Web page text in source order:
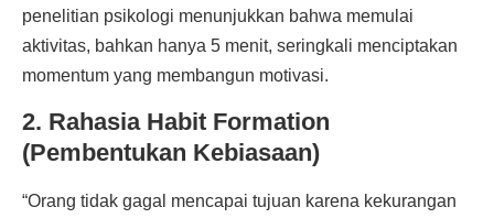
penelitian psikologi menunjukkan bahwa memulai
aktivitas, bahkan hanya 5 menit, seringkali menciptakan
momentum yang membangun motivasi.
2. Rahasia Habit Formation
(Pembentukan Kebiasaan)
“Orang tidak gagal mencapai tujuan karena kekurangan